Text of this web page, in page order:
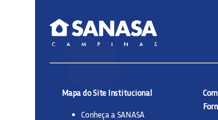
Mapa do Site Institucional
Conheça a SANASA